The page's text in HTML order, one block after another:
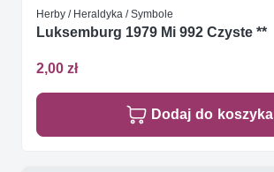
Herby / Heraldyka / Symbole
Luksemburg 1979 Mi 992 Czyste **
2,00 zł
Dodaj do koszyka